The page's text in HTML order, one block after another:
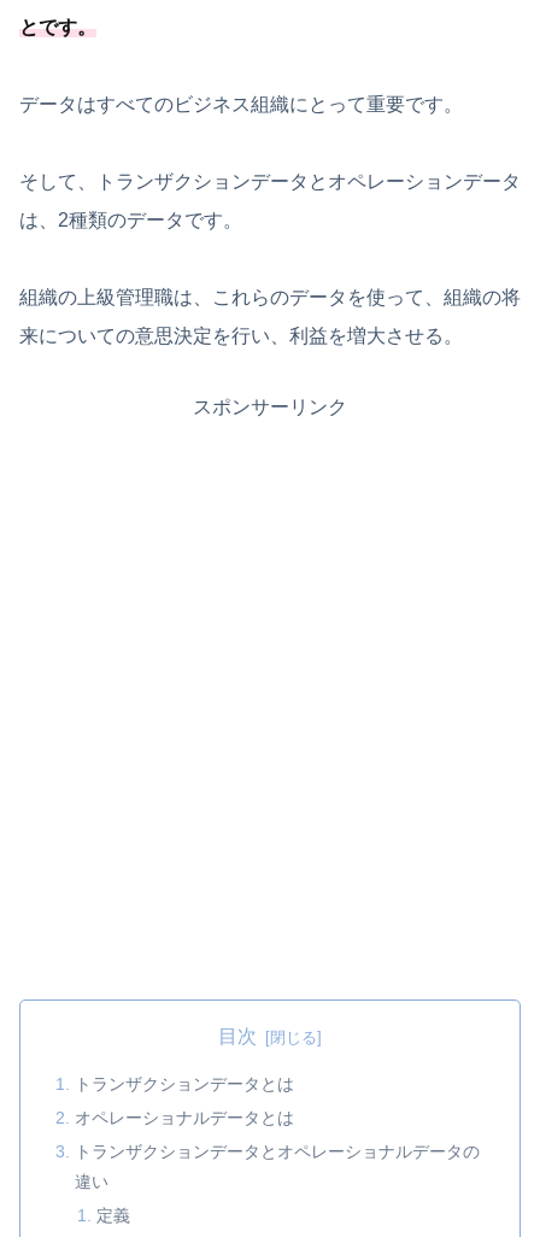
とです。
データはすべてのビジネス組織にとって重要です。
そして、トランザクションデータとオペレーションデータ
は、2種類のデータです。
組織の上級管理職は、これらのデータを使って、組織の将
来についての意思決定を行い、利益を増大させる。
スポンサーリンク
目次
トランザクションデータとは
オペレーショナルデータとは
トランザクションデータとオペレーショナルデータの
違い
定義